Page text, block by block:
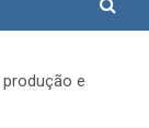
produção e